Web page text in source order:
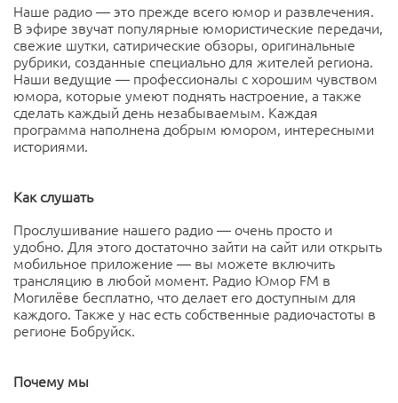
Наше радио — это прежде всего юмор и развлечения.
В эфире звучат популярные юмористические передачи,
свежие шутки, сатирические обзоры, оригинальные
рубрики, созданные специально для жителей региона.
Наши ведущие — профессионалы с хорошим чувством
юмора, которые умеют поднять настроение, а также
сделать каждый день незабываемым. Каждая
программа наполнена добрым юмором, интересными
историями.
Как слушать
Прослушивание нашего радио — очень просто и
удобно. Для этого достаточно зайти на сайт или открыть
мобильное приложение — вы можете включить
трансляцию в любой момент. Радио Юмор FM в
Могилёве бесплатно, что делает его доступным для
каждого. Также у нас есть собственные радиочастоты в
регионе Бобруйск.
Почему мы